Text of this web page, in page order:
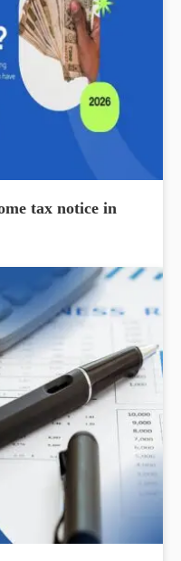
tax notice in